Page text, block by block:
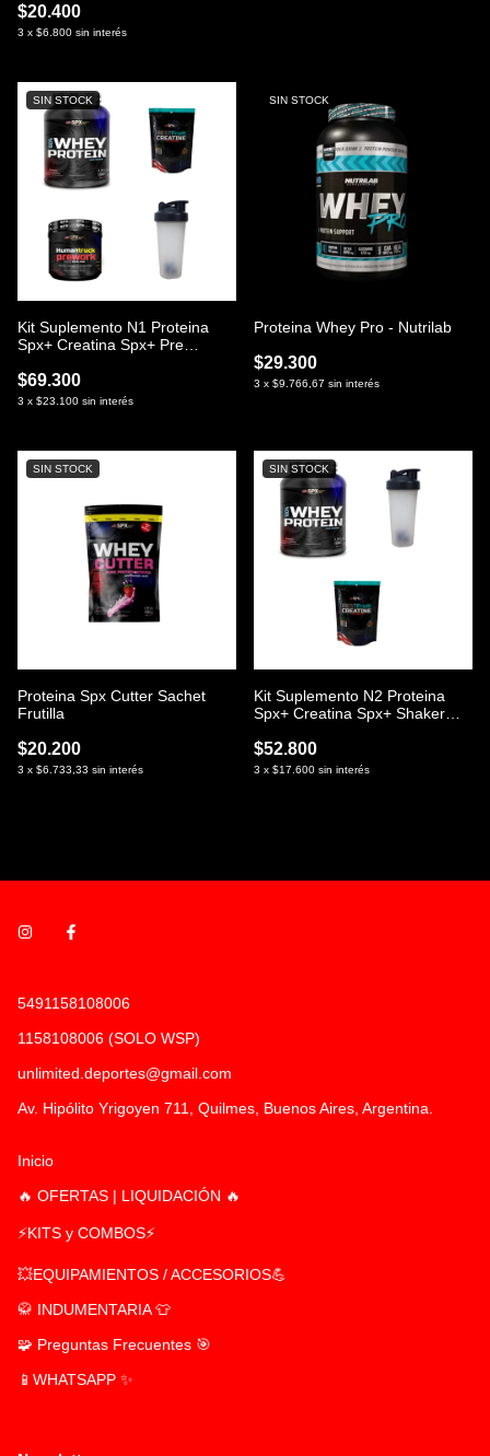
$20.400
3 x $6.800 sin interés
SIN STOCK
Kit Suplemento N1 Proteina
Spx+ Creatina Spx+ Pre
$69.300
3 x $23.100 sin interés
SIN STOCK
Proteina Whey Pro - Nutrilab
$29.300
3 x $9.766,67 sin interés
SIN STOCK
Proteina Spx Cutter Sachet
Frutilla
$20.200
3 x $6.733,33 sin interés
SIN STOCK
Kit Suplemento N2 Proteina
Spx+ Creatina Spx+ Shaker
$52.800
3 x $17.600 sin interés
5491158108006
1158108006 (SOLO WSP)
unlimited.deportes@gmail.com
Av. Hipólito Yrigoyen 711, Quilmes, Buenos Aires, Argentina.
Inicio
🔥 OFERTAS | LIQUIDACIÓN 🔥
⚡KITS y COMBOS⚡
💥EQUIPAMIENTOS / ACCESORIOS💪
🥋 INDUMENTARIA 👕
🧩 Preguntas Frecuentes 🎯
📱WHATSAPP ✨